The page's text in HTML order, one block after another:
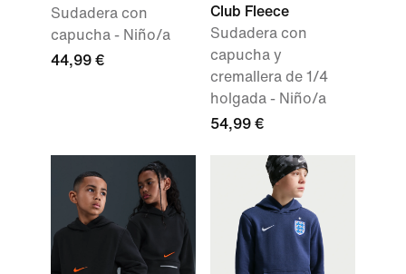
Sudadera con
capucha - Niño/a
44,99 €
Club Fleece
Sudadera con
capucha y
cremallera de 1/4
holgada - Niño/a
54,99 €